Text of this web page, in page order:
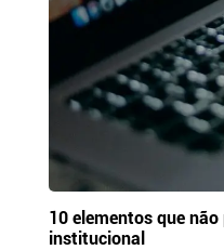
10 elementos que
institucional